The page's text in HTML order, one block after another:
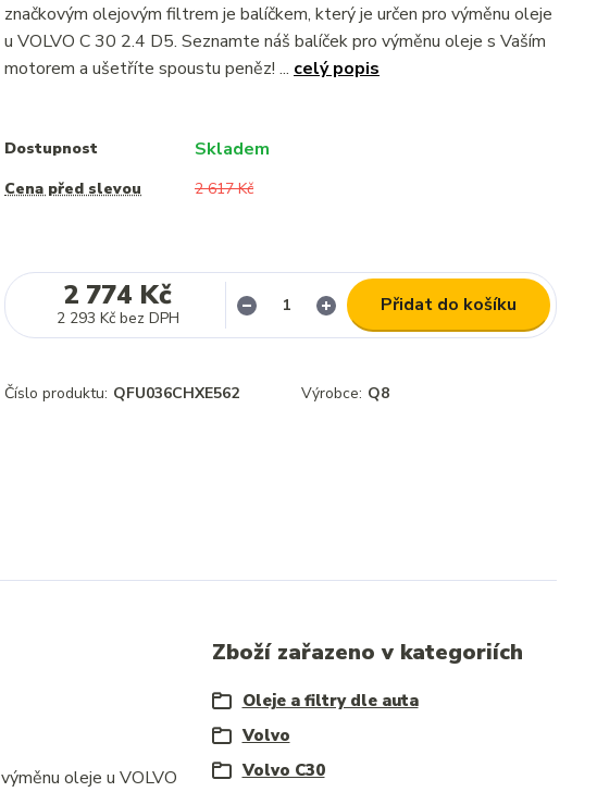
značkovým olejovým filtrem je balíčkem, který je určen pro výměnu oleje
u VOLVO C 30 2.4 D5. Seznamte náš balíček pro výměnu oleje s Vaším
motorem a ušetříte spoustu peněz! ... celý popis
Dostupnost Skladem
Cena před slevou 2 617 Kč
2 774 Kč
2 293 Kč bez DPH
Přidat do košíku
Číslo produktu: QFU036CHXE562 Výrobce: Q8
oleje u VOLVO
Zboží zařazeno v kategoriích
Oleje a filtry dle auta
Volvo
Volvo C30